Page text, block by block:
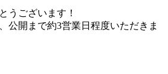
うございます！
公開まで約3営業日程度いただきま